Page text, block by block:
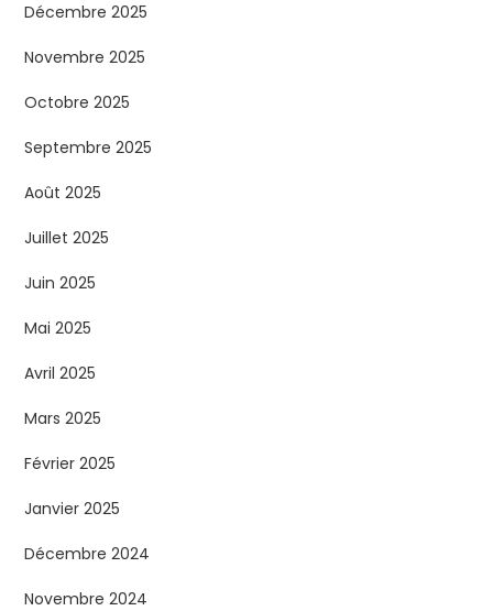
Décembre 2025
Novembre 2025
Octobre 2025
Septembre 2025
Août 2025
Juillet 2025
Juin 2025
Mai 2025
Avril 2025
Mars 2025
Février 2025
Janvier 2025
Décembre 2024
Novembre 2024